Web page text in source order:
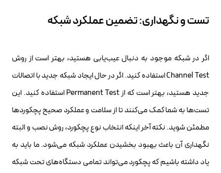
تست و نگهداری: تضمین عملکرد شبکه
اگر در شبکه موجود به دنبال عیب‌یابی هستید، بهتر است از روش
Channel Test استفاده کنید. اگر در حال ایجاد شبکه جدید با اتصالات
جدید هستید، بهتر است که از Permanent Test استفاده کنید. این
تست‌ها به شما کمک می‌کنند تا از سلامت و عملکرد صحیح پچکوردها
مطمئن شوید. نکته آخر اینکه انتخاب نوع پچکورد، روش نصب و البته
نگهداری آن باعث بهبود بخشیدن عملکرد شبکه می‌شود. ما باید به
یاد داشته باشیم که پچکورد می‌تواند تمامی دستگاه‌های تحت شبکه